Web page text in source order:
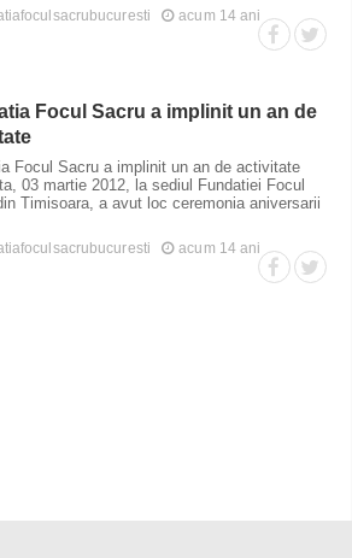
acum 14 ani
Focul Sacru a implinit un an de
Focul Sacru a implinit un an de activitate
03 martie 2012, la sediul Fundatiei Focul
Timisoara, a avut loc ceremonia aniversarii
acum 14 ani